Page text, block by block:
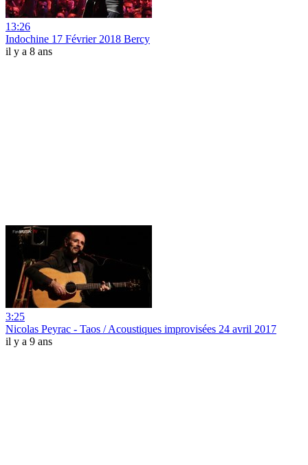
13:26
Indochine 17 Février 2018 Bercy
il y a 8 ans
3:25
Nicolas Peyrac - Taos / Acoustiques improvisées 24 avril 2017
il y a 9 ans